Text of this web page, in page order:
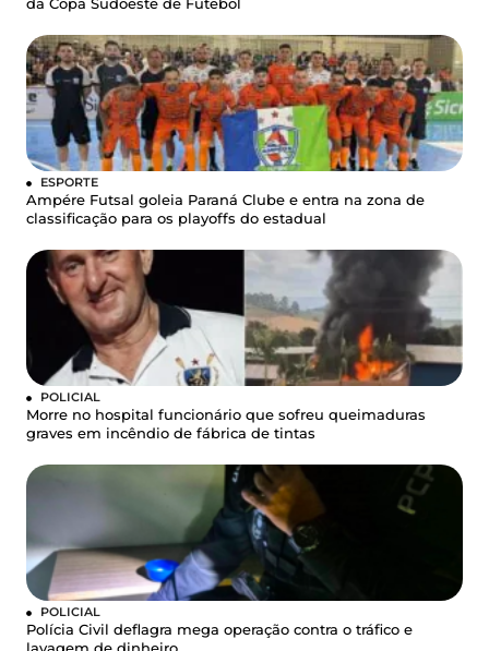
da Copa Sudoeste de Futebol
ESPORTE
Ampére Futsal goleia Paraná Clube e entra na zona de
classificação para os playoffs do estadual
POLICIAL
Morre no hospital funcionário que sofreu queimaduras
graves em incêndio de fábrica de tintas
POLICIAL
Polícia Civil deflagra mega operação contra o tráfico e